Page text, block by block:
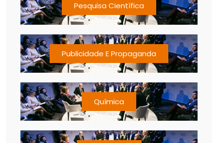
Pesquisa Científica
Publicidade E Propaganda
Química